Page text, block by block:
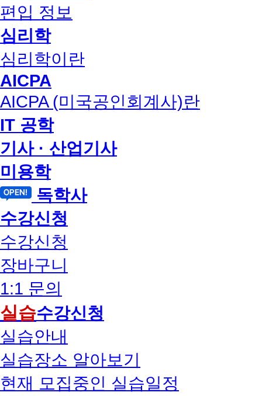
편입 정보
심리학
심리학이란
AICPA
AICPA (미국공인회계사)란
IT 공학
기사 · 산업기사
미용학
독학사
수강신청
수강신청
장바구니
1:1 문의
실습수강신청
실습안내
실습장소 알아보기
현재 모집중인 실습일정